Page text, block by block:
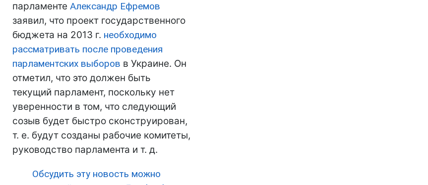
парламенте Александр Ефремов
заявил, что проект государственного
бюджета на 2013 г. необходимо
рассматривать после проведения
парламентских выборов в Украине. Он
отметил, что это должен быть
текущий парламент, поскольку нет
уверенности в том, что следующий
созыв будет быстро сконструирован,
т. е. будут созданы рабочие комитеты,
руководство парламента и т. д.
Обсудить эту новость можно